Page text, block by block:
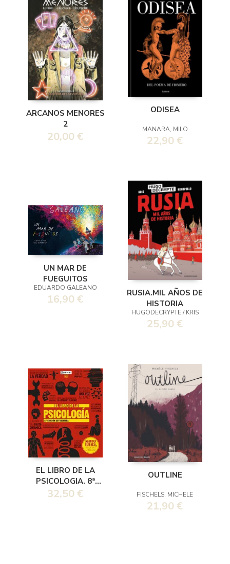
ARCANOS MENORES
2
20,00 €
ODISEA
MANARA, MILO
22,90 €
UN MAR DE
FUEGUITOS
EDUARDO GALEANO
16,90 €
RUSIA.MIL AÑOS DE
HISTORIA
HUGODECRYPTE / KRIS
25,90 €
EL LIBRO DE LA
PSICOLOGIA. 8ª
EDICION
32,50 €
OUTLINE
FISCHELS, MICHELE
21,90 €